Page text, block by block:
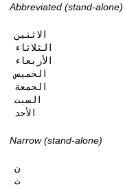
Abbreviated (stand-alone)
الاثنين
الثلاثاء
الأربعاء
الخميس
الجمعة
السبت
الأحد
Narrow (stand-alone)
ن
ث